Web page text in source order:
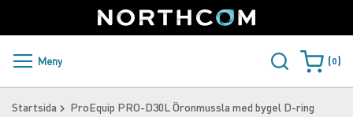
to
Content
Sweden
PRODUKTER OCH LÖSNINGAR
Meny Varukorgen
0
Startsida ProEquip PRO-D30L Öronmussla med bygel D-ring